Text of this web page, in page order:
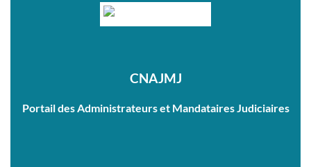
CNAJMJ
Portail des Administrateurs et Mandataires Judiciaires